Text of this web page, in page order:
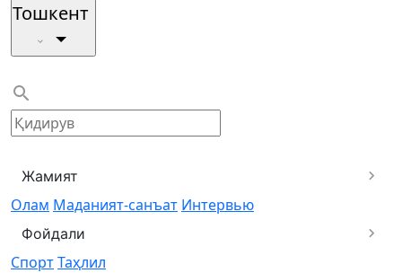
Тошкент
Жамият
Олам Маданият-санъат Интервью
Фойдали
СпортТаҳлил